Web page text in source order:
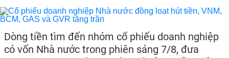
Dòng tiền tìm đến nhóm cổ phiếu doanh nghiệp
có vốn Nhà nước trong phiên sáng 7/8, đưa